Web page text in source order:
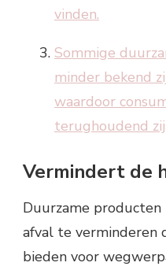
vinden.
Sommige
minder bekend
waardoor
terughoudend
Vermindert de
Duurzame
afval te verminderen
bieden voor